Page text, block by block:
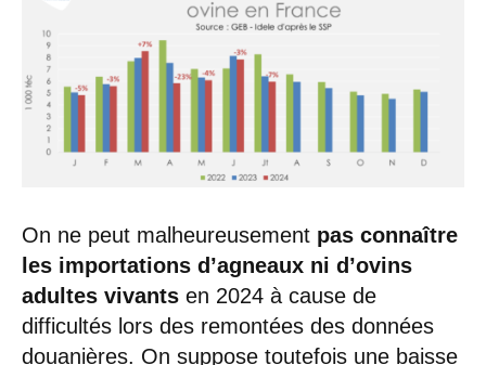
On ne peut malheureusement pas connaître
les importations d’agneaux ni d’ovins
adultes vivants en 2024 à cause de
difficultés lors des remontées des données
douanières. On suppose toutefois une baisse